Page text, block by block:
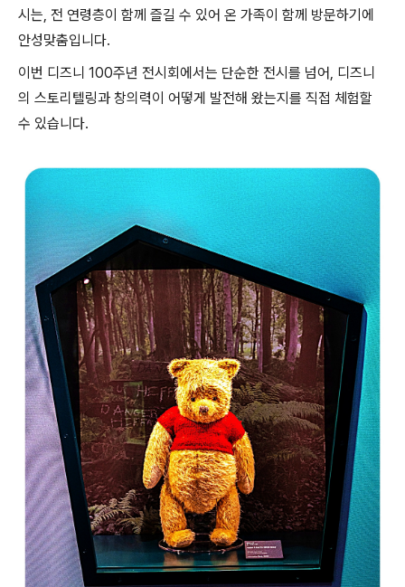
시는, 전 연령층이 함께 즐길 수 있어 온 가족이 함께 방문하기에
안성맞춤입니다.
이번 디즈니 100주년 전시회에서는 단순한 전시를 넘어, 디즈니
의 스토리텔링과 창의력이 어떻게 발전해 왔는지를 직접 체험할
수 있습니다.